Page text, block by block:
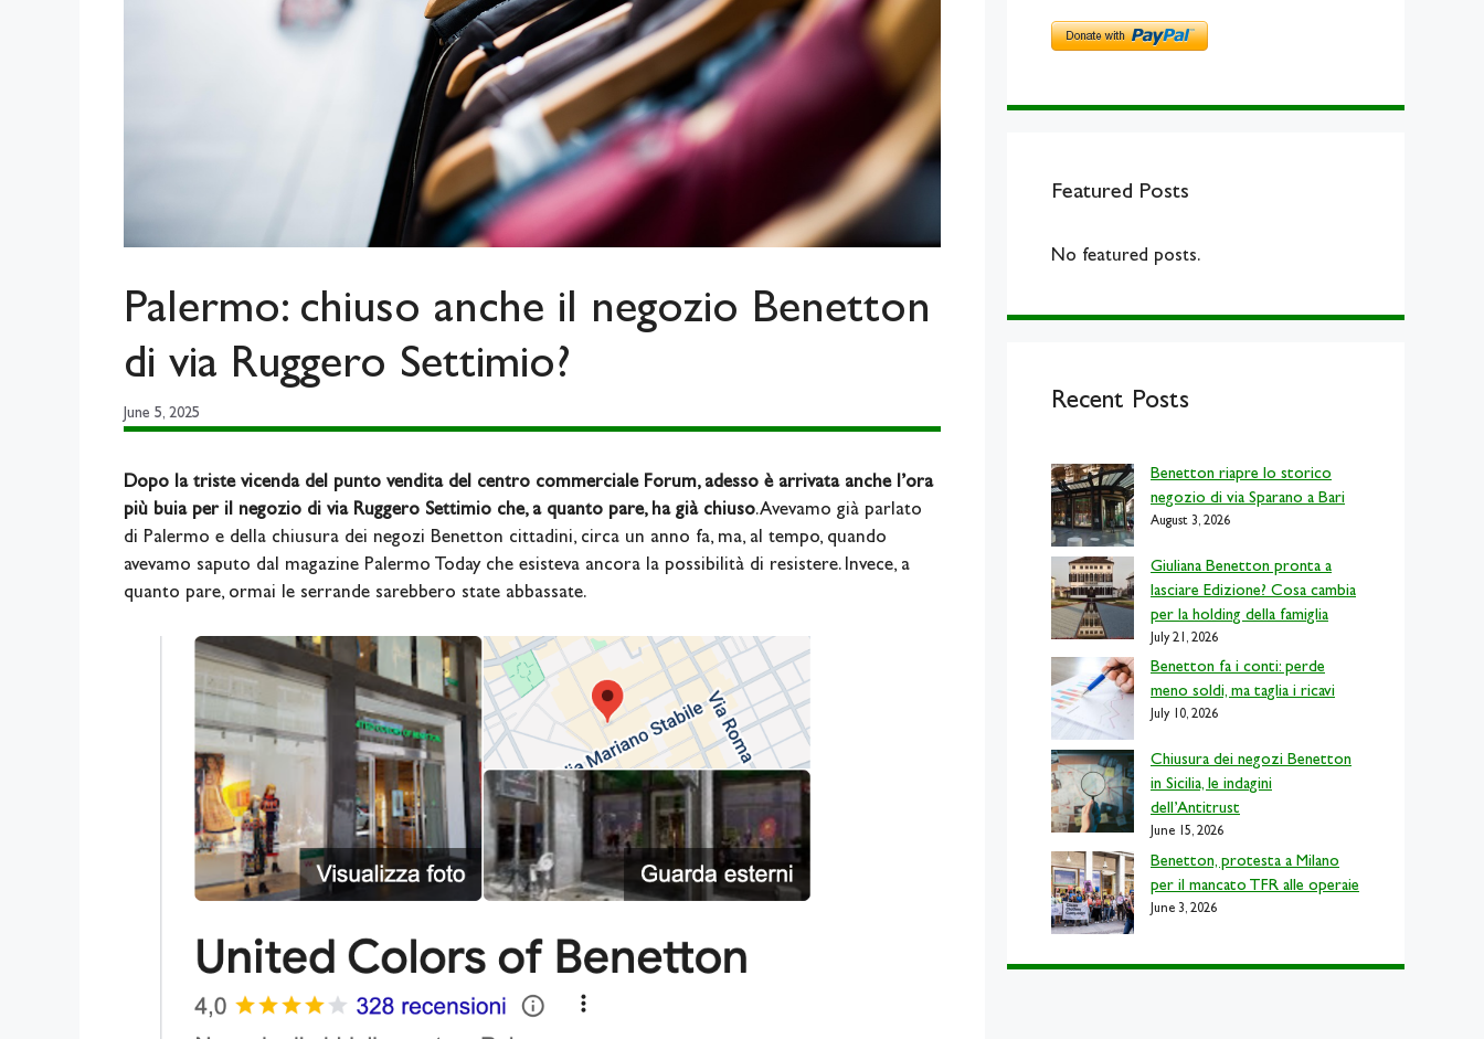
Palermo: chiuso anche il negozio Benetton
di via Ruggero Settimio?
June 5, 2025
Dopo la triste vicenda del punto vendita del centro commerciale Forum, adesso è arrivata anche l’ora
più buia per il negozio di via Ruggero Settimio che, a quanto pare, ha già chiuso. Avevamo già parlato
di Palermo e della chiusura dei negozi Benetton cittadini, circa un anno fa, ma, al tempo, quando
avevamo saputo dal magazine Palermo Today che esisteva ancora la possibilità di resistere. Invece, a
quanto pare, ormai le serrande sarebbero state abbassate.
Featured Posts
No featured posts.
Recent Posts
Benetton riapre lo storico
negozio di via Sparano a Bari
August 3, 2026
Giuliana Benetton pronta a
lasciare Edizione? Cosa cambia
per la holding della famiglia
July 21, 2026
Benetton fa i conti: perde
meno soldi, ma taglia i ricavi
July 10, 2026
Chiusura dei negozi Benetton
in Sicilia, le indagini
dell’Antitrust
June 15, 2026
Benetton, protesta a Milano
per il mancato TFR alle operaie
June 3, 2026